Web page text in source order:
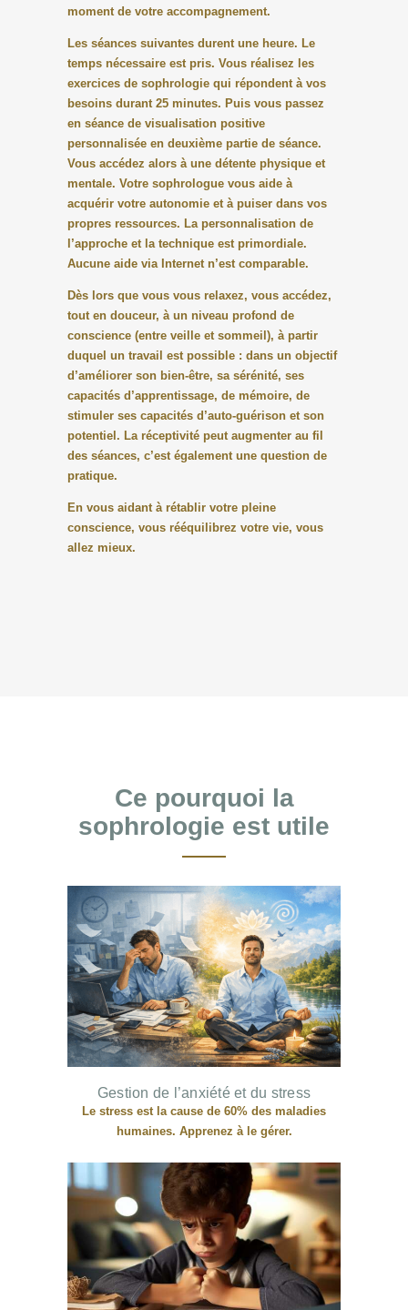
moment de votre accompagnement.
Les séances suivantes durent une heure. Le
temps nécessaire est pris. Vous réalisez les
exercices de sophrologie qui répondent à vos
besoins durant 25 minutes. Puis vous passez
en séance de visualisation positive
personnalisée en deuxième partie de séance.
Vous accédez alors à une détente physique et
mentale. Votre sophrologue vous aide à
acquérir votre autonomie et à puiser dans vos
propres ressources. La personnalisation de
l’approche et la technique est primordiale.
Aucune aide via Internet n’est comparable.
Dès lors que vous vous relaxez, vous accédez,
tout en douceur, à un niveau profond de
conscience (entre veille et sommeil), à partir
duquel un travail est possible : dans un objectif
d’améliorer son bien-être, sa sérénité, ses
capacités d’apprentissage, de mémoire, de
stimuler ses capacités d’auto-guérison et son
potentiel. La réceptivité peut augmenter au fil
des séances, c’est également une question de
pratique.
En vous aidant à rétablir votre pleine
conscience, vous rééquilibrez votre vie, vous
allez mieux.
Ce pourquoi la
sophrologie est utile
Gestion de l’anxiété et du stress
Le stress est la cause de 60% des maladies
humaines. Apprenez à le gérer.